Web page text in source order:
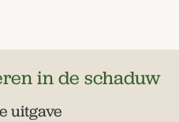
in de schaduw
uitgave